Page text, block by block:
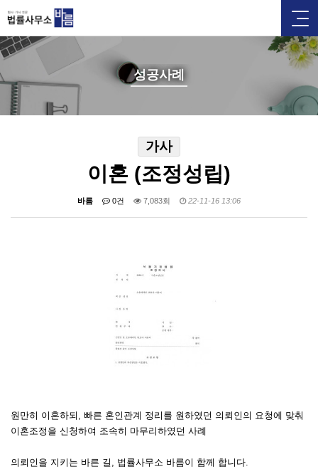
성공사례
가사
이혼 (조정성립)
바름 0건 7,083회 22-11-16 13:06
원만히 이혼하되, 빠른 혼인관계 정리를 원하였던 의뢰인의 요청에 맞춰
이혼조정을 신청하여 조속히 마무리하였던 사례
의뢰인을 지키는 바른 길, 법률사무소 바름이 함께 합니다.